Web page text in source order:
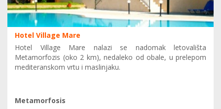
Hotel Village Mare
Hotel Village Mare nalazi se nadomak letovališta
Metamorfozis (oko 2 km), nedaleko od obale, u prelepom
mediteranskom vrtu i maslinjaku.
Metamorfosis